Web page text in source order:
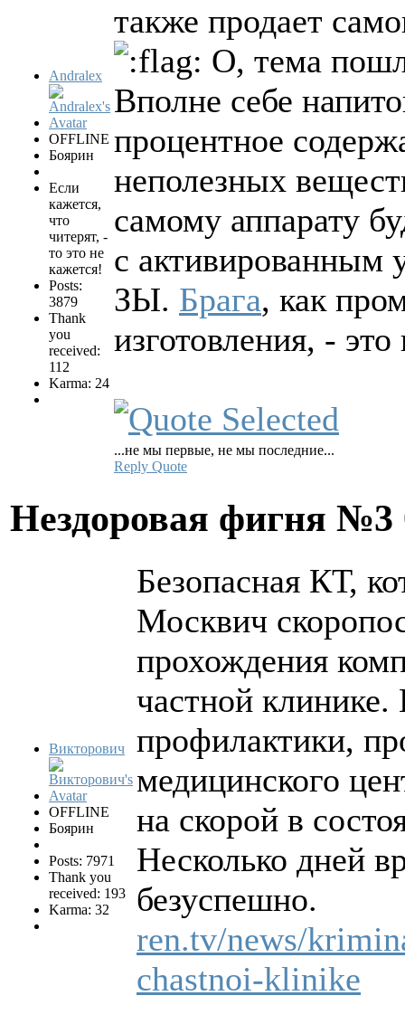
Andralex
OFFLINE
Боярин
Если
кажется,
что
читерят, -
то это не
кажется!
Posts:
3879
Thank
you
received:
112
Karma: 24
также продает
О, тема
Вполне себе
процентное
неполезных
самому аппарату
с активированным
ЗЫ. Брага, как
изготовления, -
...не мы первые, не мы последние...
Reply Quote
Нездоровая фигня №3
Викторович
OFFLINE
Боярин
Posts: 7971
Thank you
received: 193
Karma: 32
Безопасная КТ,
Москвич
прохождения
частной
профилактики,
медицинского
на скорой в
Несколько дней
безуспешно.
ren.tv/news/
chastnoi-klinike